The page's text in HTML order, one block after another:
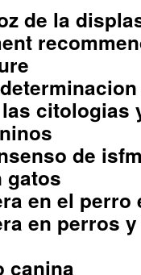
de la
citologias
de
gatos
en el perro
en perros
canina